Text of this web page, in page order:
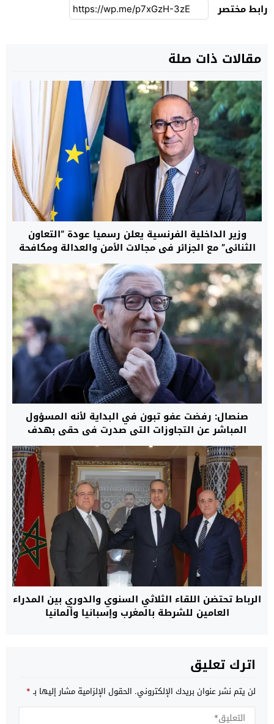
رابط مختصر
مقالات ذات صلة
وزير الداخلية الفرنسية يعلن رسميا عودة “التعاون
الثنائي” مع الجزائر في مجالات الأمن والعدالة ومكافحة
الهجرة غير النظامية
صنصال: رفضت عفو تبون في البداية لأنه المسؤول
المباشر عن التجاوزات التي صدرت في حقي بهدف
إسكات صوتي
الرباط تحتضن اللقاء الثلاثي السنوي والدوري بين المدراء
العامين للشرطة بالمغرب وإسبانيا وألمانيا
اترك تعليق
لن يتم نشر عنوان بريدك الإلكتروني. الحقول الإلزامية مشار إليها بـ*